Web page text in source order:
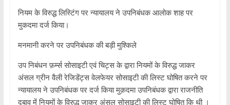
नियम के विरुद्ध लिस्टिंग पर न्यायालय ने उपनिबंधक आलोक शाह पर
मुकदमा दर्ज किया।
मनमानी करने पर उपनिबंधक की बड़ी मुश्किले
उप निबंधन फ़र्म्स सोसाइटी एवं चिट्स के द्वारा नियमों के विरुद्ध जाकर
अंसल ग्रीन वैली रेजिडेंट्स वेलफेयर सोसाइटी की लिस्ट घोषित करने पर
न्यायालय ने उपनिबंधक पर दर्ज किया मुक़दमा उपनिबंधक द्वारा राजनीति
दबाव में नियमों के विरुद्ध जाकर अंसल सोसाइटी की लिस्ट घोषित कि थी ।